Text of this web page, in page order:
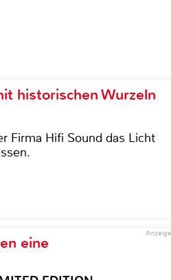
historischen Wurzeln
Firma Hifi Sound das Licht
Anzeige
eine